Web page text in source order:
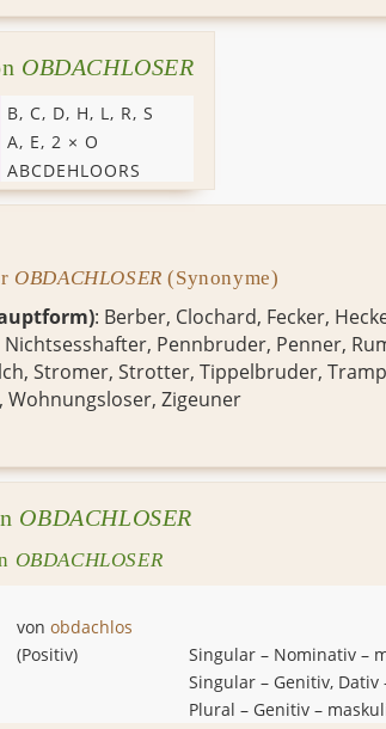
OBDACHLOSER
B, C, D, H, L , R, S
A, E, 2 × O
ABCDEHLOORS
OBDACHLOSER (Synonyme)
: Berber, Clochard, Fecker,
Nichtsesshafter, Pennbruder, Penner,
, Stromer, Strotter, Tippelbruder, Tramp
Wohnungsloser, Zigeuner
OBDACHLOSER
OBDACHLOSER
von obdachlos
(Positiv) Singular – Nominativ –
Singular – Genitiv, Dativ
Plural – Genitiv –